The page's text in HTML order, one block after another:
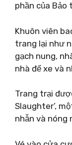
phần của Bảo
Khuôn viên
trang lại như
gạch nung,
nhà để xe và
Trang trại
Slaughter’,
nhẫn và nóng